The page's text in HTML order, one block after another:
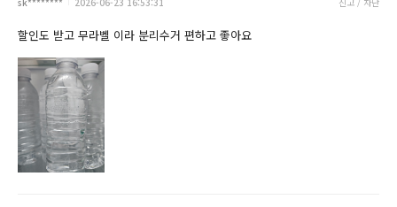
할인도 받고 무라벨 이라 분리수거 편하고 좋아요